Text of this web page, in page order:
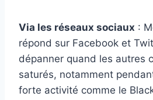
Via les réseaux sociaux :
répond sur Facebook et
dépanner quand les autres
saturés, notamment
forte activité comme le